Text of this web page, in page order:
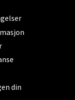
din
-
2609 Lillehammer
20